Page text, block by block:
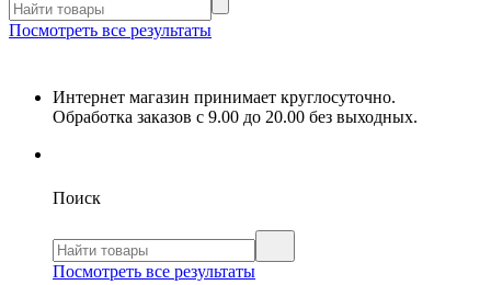
Посмотреть все результаты
Интернет магазин принимает круглосуточно.
Обработка заказов с 9.00 до 20.00 без выходных.
Поиск
Посмотреть все результаты